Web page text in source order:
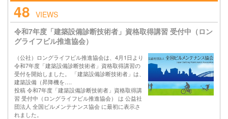
48 VIEWS
令和7年度「建築設備診断技術者」資格取得講習 受付中（ロン
グライフビル推進協会）
（公社）ロングライフビル推進協会は、4月1日より
令和7年度「建築設備診断技術者」資格取得講習の
受付を開始しました。 「建築設備診断技術者」は、
建築設備（昇降機を….
投稿 令和7年度「建築設備診断技術者」資格取得講
習 受付中（ロングライフビル推進協会） は 公益社
団法人 全国ビルメンテナンス協会 に最初に表示さ
れました。